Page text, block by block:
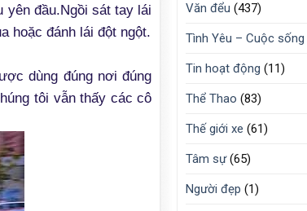
yên đầu.Ngồi sát tay lái
hoặc đánh lái đột ngột.
dùng đúng nơi đúng
tôi vẫn thấy các cô
Văn đểu (437)
Tình Yêu – Cuộc sống
Tin hoạt động (11)
Thể Thao (83)
Thế giới xe (61)
Tâm sự(65)
Người đẹp (1)